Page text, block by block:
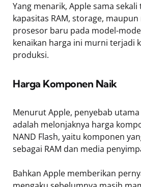
Yang menarik, Apple sama
kapasitas RAM, storage,
prosesor baru pada model-
kenaikan harga ini murni terjadi
produksi.
Harga Komponen Naik
Menurut Apple, penyebab
adalah melonjaknya harga
NAND Flash, yaitu komponen
sebagai RAM dan media
Bahkan Apple memberikan